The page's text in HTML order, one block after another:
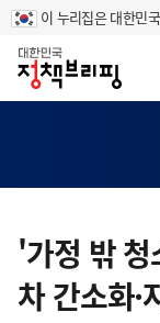
이 누리집은 대한민
홈
텐
영
'가정 밖
차 간소화·